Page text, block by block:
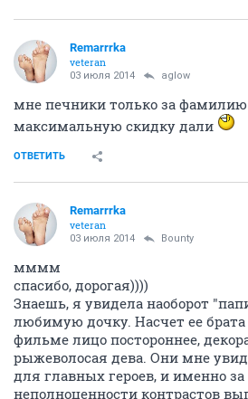
ОТВЕТИТЬ
veteran
03 июля 2014 aglow
мне печники только за фамилию
ОТВЕТИТЬ
03 июля 2014
мммм
спасибо, дорогая))))
Знаешь, я увидела наоборот
любимую дочку. Насчет ее брата
фильме лицо постороннее,